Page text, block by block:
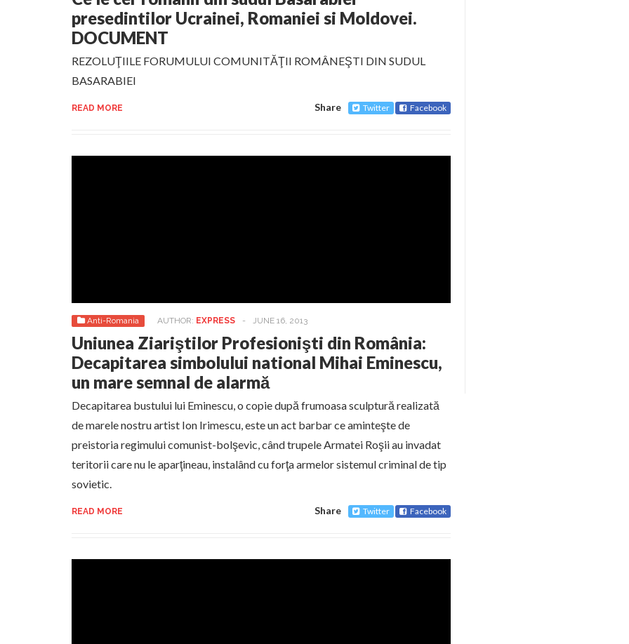
presedintilor Ucrainei, Romaniei si Moldovei.
DOCUMENT
REZOLUŢIILE FORUMULUI COMUNITĂŢII ROMÂNEŞTI DIN SUDUL
BASARABIEI
READ MORE Share Twitter Facebook
Anti-Romania AUTHOR: EXPRESS - JUNE 16, 2013
Uniunea Ziariştilor Profesionişti din România:
Decapitarea simbolului national Mihai Eminescu,
un mare semnal de alarmă
Decapitarea bustului lui Eminescu, o copie după frumoasa sculptură realizată
de marele nostru artist Ion Irimescu, este un act barbar ce aminteşte de
preistoria regimului comunist-bolşevic, când trupele Armatei Roşii au invadat
teritorii care nu le aparţineau, instalând cu forţa armelor sistemul criminal de tip
sovietic.
READ MORE Share Twitter Facebook